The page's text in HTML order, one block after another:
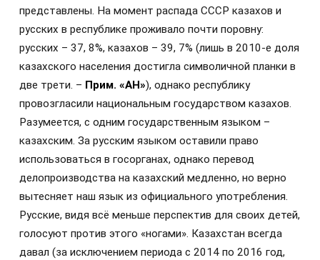
представлены. На момент распада СССР казахов и
русских в республике проживало почти поровну:
русских – 37, 8%, казахов – 39, 7% (лишь в 2010-е доля
казахского населения достигла символичной планки в
две трети. – Прим. «АН»), однако республику
провозгласили национальным государством казахов.
Разумеется, с одним государственным языком –
казахским. За русским языком оставили право
использоваться в госорганах, однако перевод
делопроизводства на казахский медленно, но верно
вытесняет наш язык из официального употребления.
Русские, видя всё меньше перспектив для своих детей,
голосуют против этого «ногами». Казахстан всегда
давал (за исключением периода с 2014 по 2016 год,